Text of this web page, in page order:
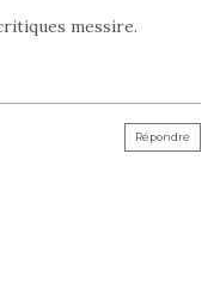
messire.
Répondre